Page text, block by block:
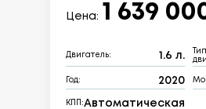
Цена: 1 639
Двигатель: 1.6 л.
Тип
Год: 2020
КПП:Автоматическая